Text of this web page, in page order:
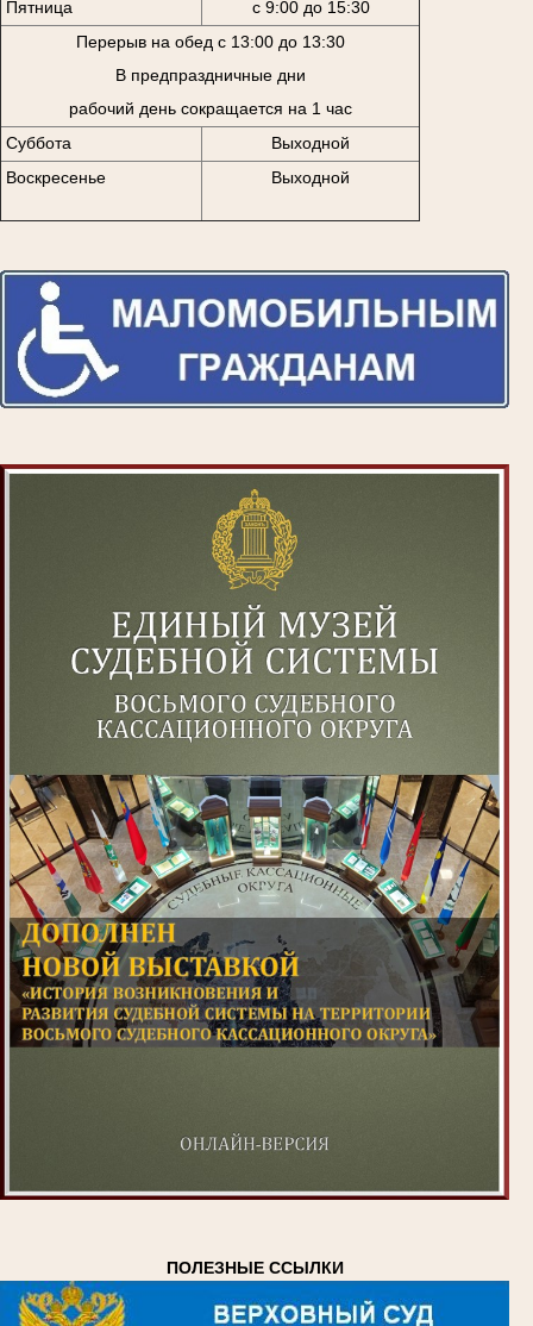
Пятница
с 9:00 до 15:30
Перерыв на обед с 13:00 до 13:30
В предпраздничные дни
рабочий день сокращается на 1 час
Суббота
Выходной
Воскресенье
Выходной
ПОЛЕЗНЫЕ ССЫЛКИ